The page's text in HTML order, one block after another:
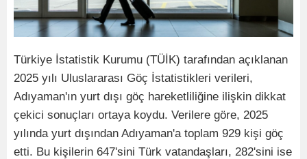
Türkiye İstatistik Kurumu (TÜİK) tarafından açıklanan
2025 yılı Uluslararası Göç İstatistikleri verileri,
Adıyaman'ın yurt dışı göç hareketliliğine ilişkin dikkat
çekici sonuçları ortaya koydu. Verilere göre, 2025
yılında yurt dışından Adıyaman'a toplam 929 kişi göç
etti. Bu kişilerin 647'sini Türk vatandaşları, 282'sini ise